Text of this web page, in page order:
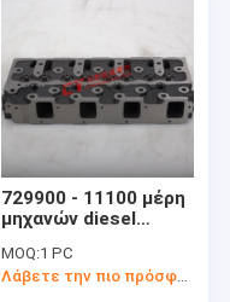
729900 - 11100 μέρη
μηχανών diesel
4TNE94
MOQ:1 PC
Λάβετε την πιο πρόσφατη τιμή